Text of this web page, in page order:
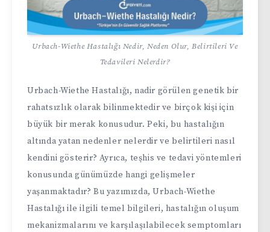
Urbach-Wiethe Hastalığı Nedir, Neden Olur, Belirtileri Ve
Tedavileri Nelerdir?
Urbach-Wiethe Hastalığı, nadir görülen genetik bir
rahatsızlık olarak bilinmektedir ve birçok kişi için
büyük bir merak konusudur. Peki, bu hastalığın
altında yatan nedenler nelerdir ve belirtileri nasıl
kendini gösterir? Ayrıca, teşhis ve tedavi yöntemleri
konusunda günümüzde hangi gelişmeler
yaşanmaktadır? Bu yazımızda, Urbach-Wiethe
Hastalığı ile ilgili temel bilgileri, hastalığın oluşum
mekanizmalarını ve karşılaşılabilecek semptomları